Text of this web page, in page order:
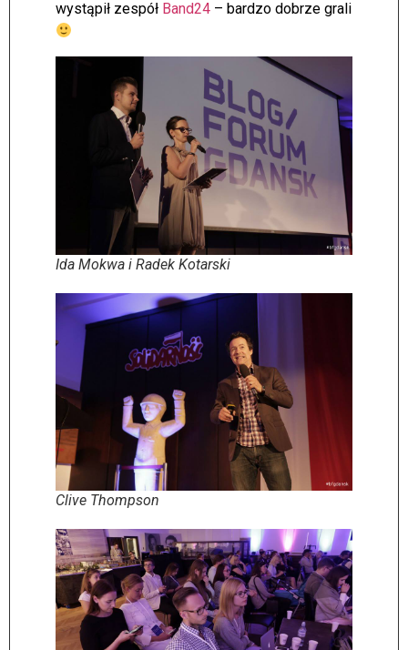
wystąpił zespół Band24 – bardzo dobrze grali
Ida Mokwa i Radek Kotarski
Clive Thompson